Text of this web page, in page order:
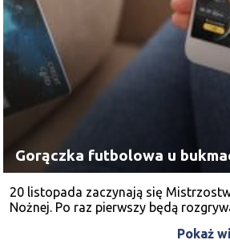
Gorączka futbolowa u
20 listopada zaczynają się
Nożnej. Po raz pierwszy będą
Pokaż